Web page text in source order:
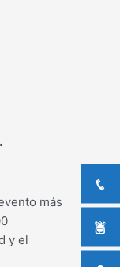
más
y el